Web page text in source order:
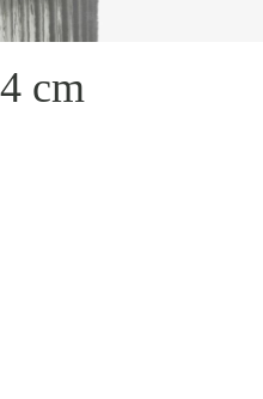
cm